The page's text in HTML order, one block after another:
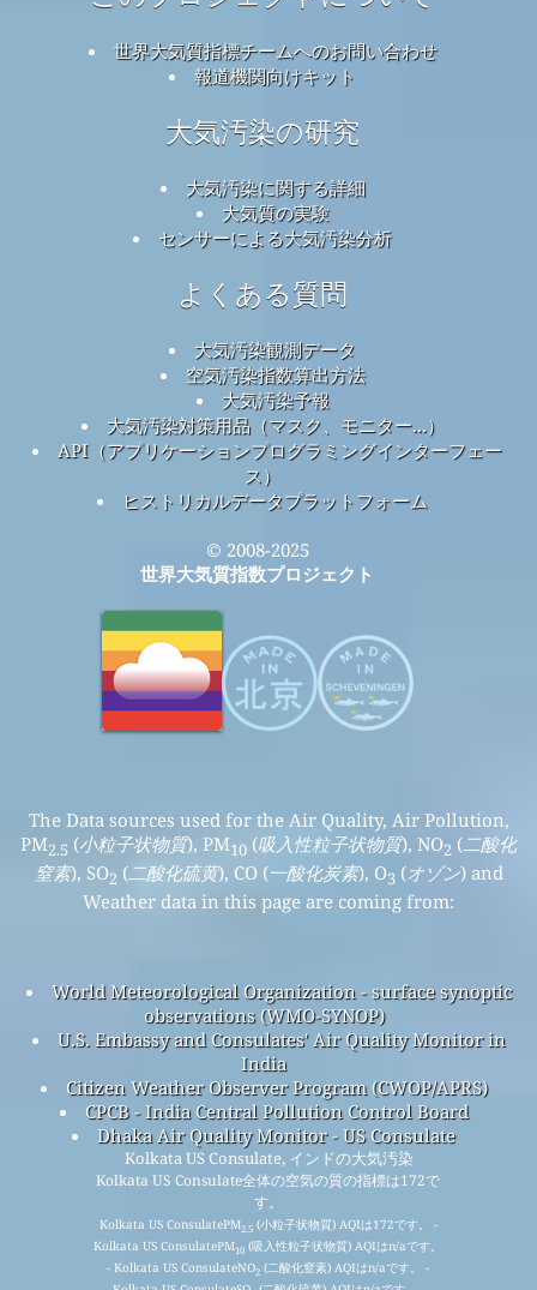
世界大気質指標チームへのお問い合わせ
報道機関向けキット
大気汚染の研究
大気汚染に関する詳細
大気質の実験
センサーによる大気汚染分析
よくある質問
大気汚染観測データ
空気汚染指数算出方法
大気汚染予報
大気汚染対策用品（マスク、モニター...）
API（アプリケーションプログラミングインターフェー
ス）
ヒストリカルデータプラットフォーム
© 2008-2025
世界大気質指数プロジェクト
The Data sources used for the Air Quality, Air Pollution,
PM2.5 (小粒子状物質), PM10 (吸入性粒子状物質), NO2 ( 二酸化
窒素), SO2 (二酸化硫黄), CO (一酸化炭素), O3 (オゾン) and
Weather data in this page are coming from:
World Meteorological Organization - surface synoptic
observations (WMO-SYNOP)
U.S. Embassy and Consulates' Air Quality Monitor in
India
Citizen Weather Observer Program (CWOP/APRS)
CPCB - India Central Pollution Control Board
Dhaka Air Quality Monitor - US Consulate
Kolkata US Consulate, インドの大気汚染
Kolkata US Consulate全体の空気の質の指標は172で
す。
Kolkata US ConsulatePM2.5(小粒子状物質) AQIは172です。 -
Kolkata US ConsulatePM10 (吸入性粒子状物質) AQIはn/aです。
- Kolkata US ConsulateNO2 (二酸化窒素) AQIはn/aです。 -